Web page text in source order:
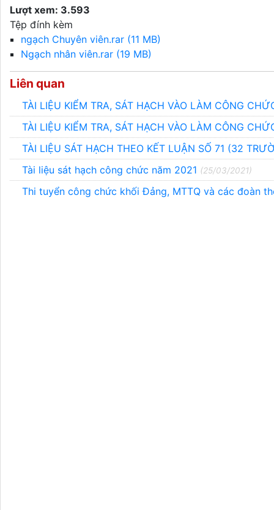
Lượt xem: 3.593
Tệp đính kèm
ngạch Chuyên viên.rar (11 MB)
Ngạch nhân viên.rar (19 MB)
Liên quan
TÀI LIỆU KIỂM TRA, SÁT HẠCH VÀO LÀM CÔNG
TÀI LIỆU KIỂM TRA, SÁT HẠCH VÀO LÀM CÔNG
TÀI LIỆU SÁT HẠCH THEO KẾT LUẬN SỐ 71 (32
Tài liệu sát hạch công chức năm 2021 (25/03/2021)
Thi tuyển công chức khối Đảng, MTTQ và các đoàn